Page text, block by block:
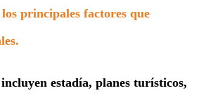
principales factores que
estadía, planes turísticos,